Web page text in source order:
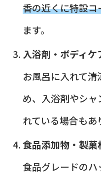
香の近くに特設
ます。
入浴剤・ボディケ
お風呂に入れて
め、入浴剤やシ
れている場合もあ
食品添加物・製菓
食品グレードの